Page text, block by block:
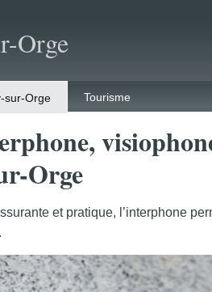
Orge
sur-Orge Tourisme
Orge
et pratique, l’interphone